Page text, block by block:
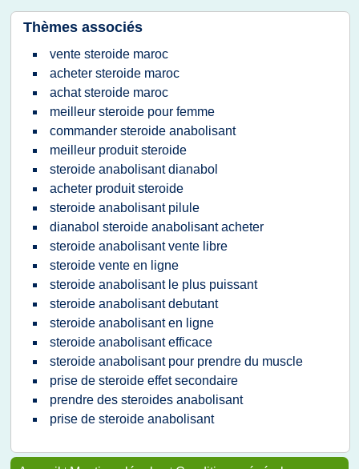
Thèmes associés
vente steroide maroc
acheter steroide maroc
achat steroide maroc
meilleur steroide pour femme
commander steroide anabolisant
meilleur produit steroide
steroide anabolisant dianabol
acheter produit steroide
steroide anabolisant pilule
dianabol steroide anabolisant acheter
steroide anabolisant vente libre
steroide vente en ligne
steroide anabolisant le plus puissant
steroide anabolisant debutant
steroide anabolisant en ligne
steroide anabolisant efficace
steroide anabolisant pour prendre du muscle
prise de steroide effet secondaire
prendre des steroides anabolisant
prise de steroide anabolisant